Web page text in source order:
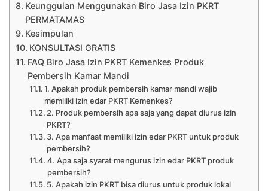
Keunggulan Menggunakan Biro Jasa Izin PKRT
PERMATAMAS
Kesimpulan
KONSULTASI GRATIS
FAQ Biro Jasa Izin PKRT Kemenkes Produk
Pembersih Kamar Mandi
1. Apakah produk pembersih kamar mandi wajib
memiliki izin edar PKRT Kemenkes?
2. Produk pembersih apa saja yang dapat diurus izin
PKRT?
3. Apa manfaat memiliki izin edar PKRT untuk produk
pembersih?
4. Apa saja syarat mengurus izin edar PKRT produk
pembersih?
5. Apakah izin PKRT bisa diurus untuk produk lokal